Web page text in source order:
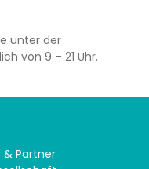
unter der
von 9 – 21 Uhr.
& Partner